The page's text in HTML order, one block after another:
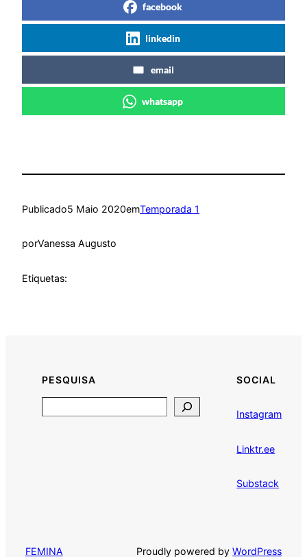
facebook
linkedin
email
whatsapp
Publicado5 Maio 2020emTemporada 1
porVanessa Augusto
Etiquetas:
PESQUISA SOCIAL
Instagram
Linktr.ee
Substack
FEMINA Proudly powered byWordPress